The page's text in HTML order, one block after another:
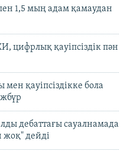
1,5 мың адам қамаудан
цифрлық қауіпсіздік пән
қауіпсіздікке бола
дебаттағы сауалнамада
жоқ" дейді